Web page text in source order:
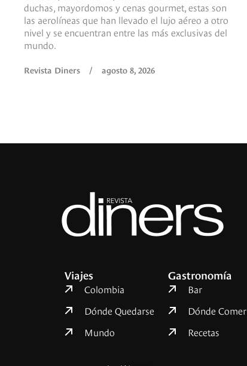
duchas, mayordomos y cenas gourmet, estas son
las aerolíneas que han llevado el lujo aéreo a otro
nivel y se encuentran entre las más exclusivas del
mundo.
Revista Diners / agosto 8, 2026
Viajes
Colombia
Dónde Quedarse
Mundo
Gastronomía
Bar
Dónde Comer
Recetas